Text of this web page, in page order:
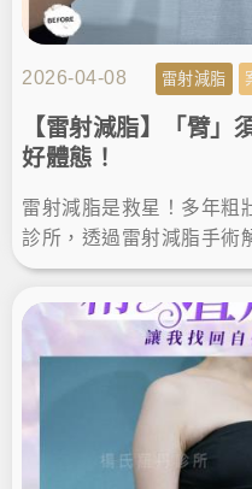
2026-04-08 雷射減脂
【雷射減脂】「臂」
好體態！
雷射減脂是救星！多年粗
診所，透過雷射減脂手術
追求完美體態的精準雕塑
馭無袖上衣！